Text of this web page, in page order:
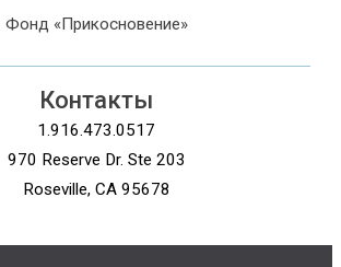
Фонд «Прикосновение»
Контакты
1.916.473.0517
970 Reserve Dr. Ste 203
Roseville, CA 95678